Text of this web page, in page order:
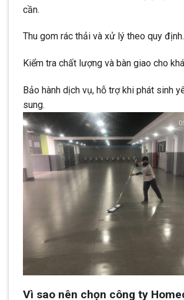
cần.
Thu gom rác thải và xử lý theo quy định.
Kiểm tra chất lượng và bàn giao cho
Bảo hành dịch vụ, hỗ trợ khi phát sinh
sung.
Vì sao nên chọn công ty